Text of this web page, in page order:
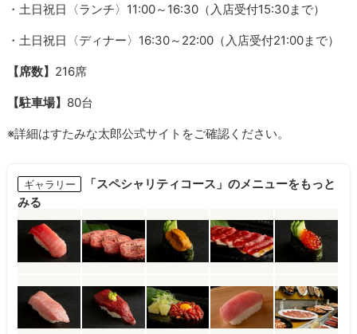
・土日祝日〈ランチ〉11:00～16:30（入店受付15:30まで）
・土日祝日〈ディナー〉16:30～22:00（入店受付21:00まで）
【席数】 216席
【駐車場】 80台
※詳細はすたみな太郎公式サイトをご確認ください。
ギャラリー
「スペシャリティコース」のメニューをもっと
みる